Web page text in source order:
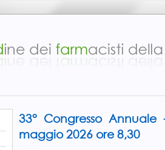
33° Congresso Annuale
maggio 2026 ore 8,30